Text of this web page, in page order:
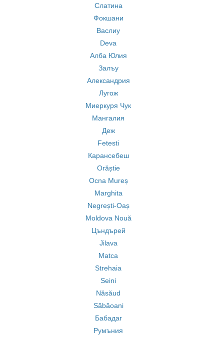
Слатина
Фокшани
Васлиу
Deva
Алба Юлия
Залъу
Александрия
Лугож
Миеркуря Чук
Мангалия
Деж
Fetesti
Карансебеш
Orăștie
Ocna Mureș
Marghita
Negrești-Oaș
Moldova Nouă
Цъндърей
Jilava
Matca
Strehaia
Seini
Năsăud
Săbăoani
Бабадаг
Румъния